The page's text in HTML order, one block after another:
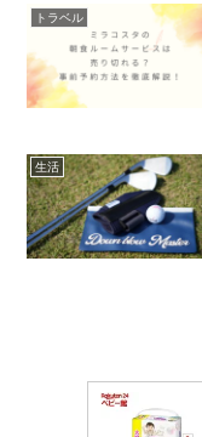
トラベル
生活